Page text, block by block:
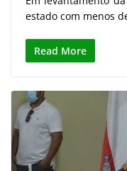
estado com menos
Read More